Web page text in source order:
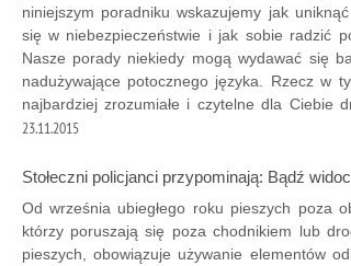
niniejszym poradniku wskazujemy jak
się w niebezpieczeństwie i jak sobie radzić
Nasze porady niekiedy mogą wydawać się
nadużywające potocznego języka. Rzecz w
najbardziej zrozumiałe i czytelne dla Ciebie
23.11.2015
Stołeczni policjanci przypominają: Bądź
Od września ubiegłego roku pieszych poza
którzy poruszają się poza chodnikiem lub
pieszych, obowiązuje używanie elementów